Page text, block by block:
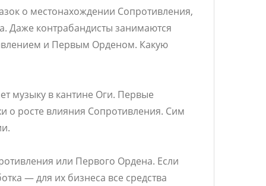
о местонахождении Сопротивления,
Даже контрабандисты занимаются
и Первым Орденом. Какую
музыку в кантине Оги. Первые
о росте влияния Сопротивления. Сим
или Первого Ордена. Если
— для их бизнеса все средства